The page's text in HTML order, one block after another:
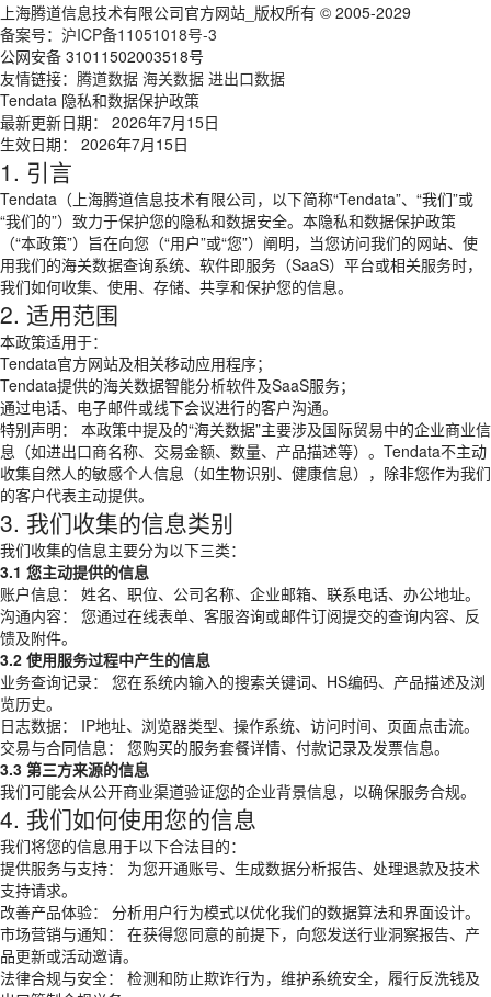
上海腾道信息技术有限公司官方网站_版权所有 © 2005-2029
备案号： 沪ICP备11051018号-3
公网安备 31011502003518号
友情链接： 腾道数据 海关数据 进出口数据
Tendata 隐私和数据保护政策
最新更新日期： 2026年7月15日
生效日期： 2026年7月15日
1. 引言
Tendata（上海腾道信息技术有限公司，以下简称“Tendata”、“我们”或
“我们的”）致力于保护您的隐私和数据安全。本隐私和数据保护政策
（“本政策”）旨在向您（“用户”或“您”）阐明，当您访问我们的网站、使
用我们的海关数据查询系统、软件即服务（SaaS）平台或相关服务时，
我们如何收集、使用、存储、共享和保护您的信息。
2. 适用范围
本政策适用于：
Tendata官方网站及相关移动应用程序；
Tendata提供的海关数据智能分析软件及SaaS服务；
通过电话、电子邮件或线下会议进行的客户沟通。
特别声明： 本政策中提及的“海关数据”主要涉及国际贸易中的企业商业信
息（如进出口商名称、交易金额、数量、产品描述等）。Tendata不主动
收集自然人的敏感个人信息（如生物识别、健康信息），除非您作为我们
的客户代表主动提供。
3. 我们收集的信息类别
我们收集的信息主要分为以下三类：
3.1 您主动提供的信息
账户信息： 姓名、职位、公司名称、企业邮箱、联系电话、办公地址。
沟通内容： 您通过在线表单、客服咨询或邮件订阅提交的查询内容、反
馈及附件。
3.2 使用服务过程中产生的信息
业务查询记录： 您在系统内输入的搜索关键词、HS编码、产品描述及浏
览历史。
日志数据： IP地址、浏览器类型、操作系统、访问时间、页面点击流。
交易与合同信息： 您购买的服务套餐详情、付款记录及发票信息。
3.3 第三方来源的信息
我们可能会从公开商业渠道验证您的企业背景信息，以确保服务合规。
4. 我们如何使用您的信息
我们将您的信息用于以下合法目的：
提供服务与支持： 为您开通账号、生成数据分析报告、处理退款及技术
支持请求。
改善产品体验： 分析用户行为模式以优化我们的数据算法和界面设计。
市场营销与通知： 在获得您同意的前提下，向您发送行业洞察报告、产
品更新或活动邀请。
法律合规与安全： 检测和防止欺诈行为，维护系统安全，履行反洗钱及